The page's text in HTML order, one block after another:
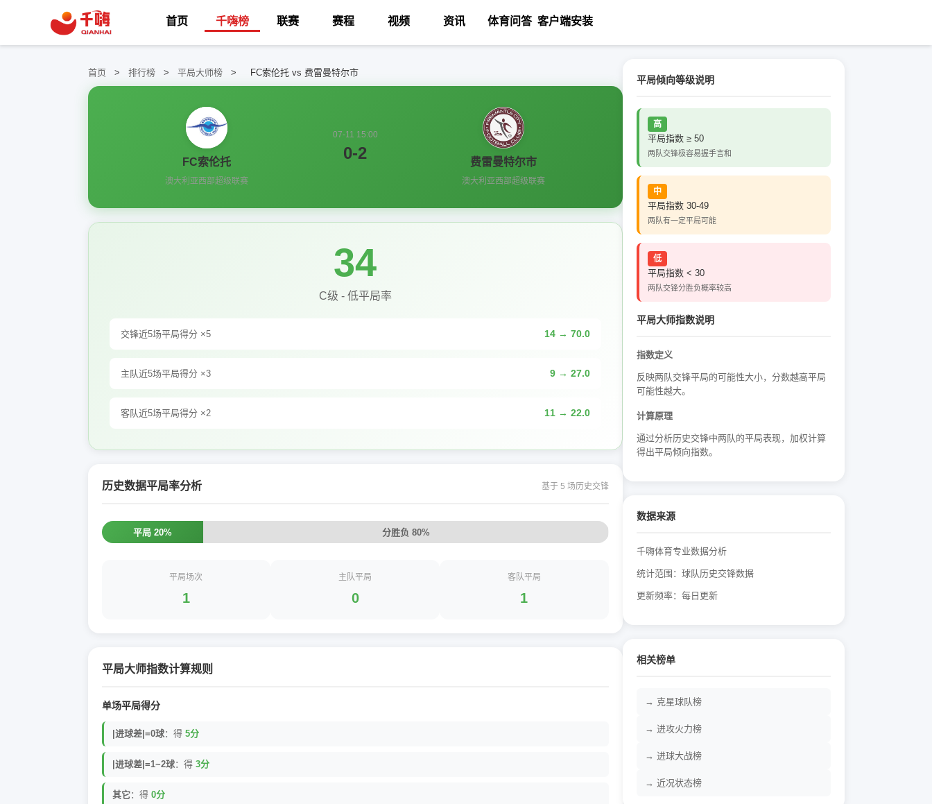
首页 千嗨榜 联赛 赛程 视频 资讯 体育问答 客户端安装
首页 > 排行榜 > 平局大师榜 > FC索伦托 vs 费雷曼特尔市
FC索伦托
澳大利亚西部超级联赛
07-11 15:00
0-2 费雷曼特尔市
澳大利亚西部超级联赛
34
C级 - 低平局率
交锋近5场平局得分 ×5 14 → 70.0
主队近5场平局得分 ×3 9 → 27.0
客队近5场平局得分 ×2 11 → 22.0
历史数据平局率分析 基于 5 场历史交锋
平局 20% 分胜负 80%
平局场次
1
主队平局
0
客队平局
1
平局大师指数计算规则
单场平局得分
|进球差|=0球：得 5分
|进球差|=1~2球：得 3分
其它：得 0分
平局倾向等级说明
高
平局指数 ≥ 50
两队交锋极容易握手言和
中
平局指数 30-49
两队有一定平局可能
低
平局指数 < 30
两队交锋分胜负概率较高
平局大师指数说明
指数定义
反映两队交锋平局的可能性大小，分数越高平局
可能性越大。
计算原理
通过分析历史交锋中两队的平局表现，加权计算
得出平局倾向指数。
数据来源
千嗨体育专业数据分析
统计范围：球队历史交锋数据
更新频率：每日更新
相关榜单
→ 克星球队榜
→ 进攻火力榜
→ 进球大战榜
→ 近况状态榜